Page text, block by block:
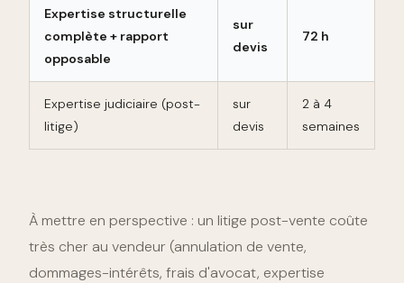
Expertise structurelle
complète + rapport
opposable
sur
devis
72 h
Expertise judiciaire (post-
litige)
sur
devis
2 à 4
semaines
À mettre en perspective : un litige post-vente coûte
très cher au vendeur (annulation de vente,
dommages-intérêts, frais d'avocat, expertise